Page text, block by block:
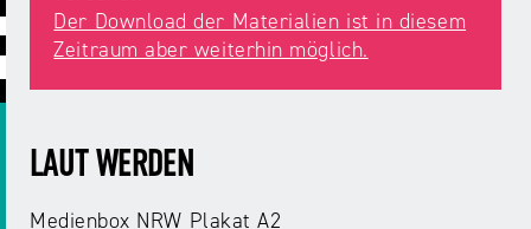
Europa
in
der
Growth
Day
und-
Klar-
Festival
Juuuport
Förderungen
und
Rechtsgrundlagen
Berichte
Der Download der Materialien ist in diesem
Zeitraum aber weiterhin möglich.
LAUT WERDEN
Medienbox NRW Plakat A2